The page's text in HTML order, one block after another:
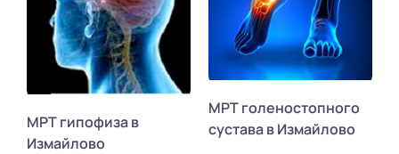
МРТ гипофиза в
Измайлово
МРТ голеностопного
сустава в Измайлово